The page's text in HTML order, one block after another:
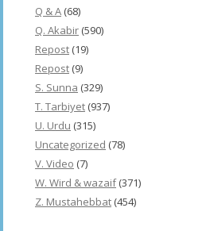
Q & A (68)
Q. Akabir (590)
Repost (19)
Repost (9)
S. Sunna (329)
T. Tarbiyet (937)
U. Urdu (315)
Uncategorized (78)
V. Video (7)
W. Wird & wazaif(371)
Z. Mustahebbat (454)